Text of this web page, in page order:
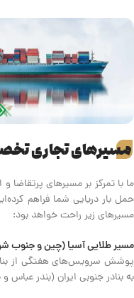
مسیرهای تجاری
ما با تمرکز بر مسیرهای پرتقاضا
حمل بار دریایی شما فراهم
مسیرهای زیر راحت خواهد بود:
مسیر طلایی آسیا (چین و جنوب
پوشش سرویس‌های هفتگی از
به بنادر جنوبی ایران (بندر عباس و